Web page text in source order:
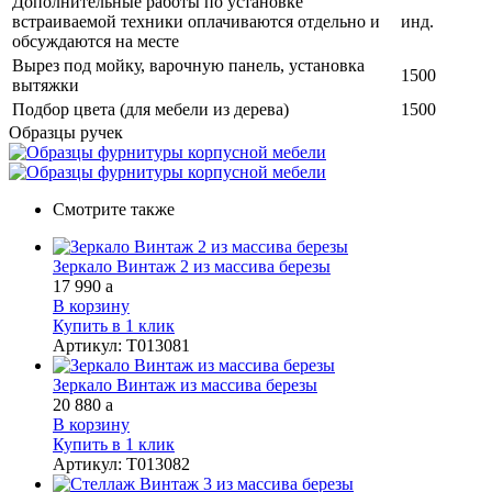
встраиваемой техники оплачиваются отдельно и
обсуждаются на месте
инд.
Вырез под мойку, варочную панель, установка
вытяжки
1500
Подбор цвета (для мебели из дерева)
1500
Образцы ручек
Смотрите также
Зеркало Винтаж 2 из массива березы
17 990 a
В корзину
Купить в 1 клик
Артикул: Т013081
Зеркало Винтаж из массива березы
20 880 a
В корзину
Купить в 1 клик
Артикул: Т013082